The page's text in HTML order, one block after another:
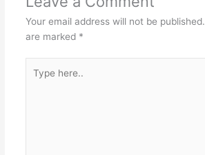
Your email address will not be published.
are marked *
here..